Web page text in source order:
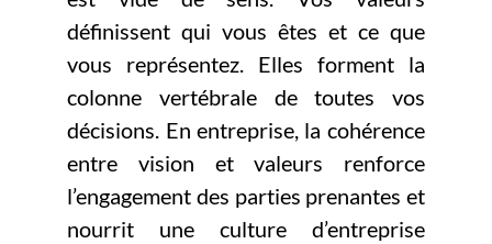
définissent qui vous êtes et ce que
vous représentez. Elles forment la
colonne vertébrale de toutes vos
décisions. En entreprise, la cohérence
entre vision et valeurs renforce
l’engagement des parties prenantes et
nourrit une culture d’entreprise